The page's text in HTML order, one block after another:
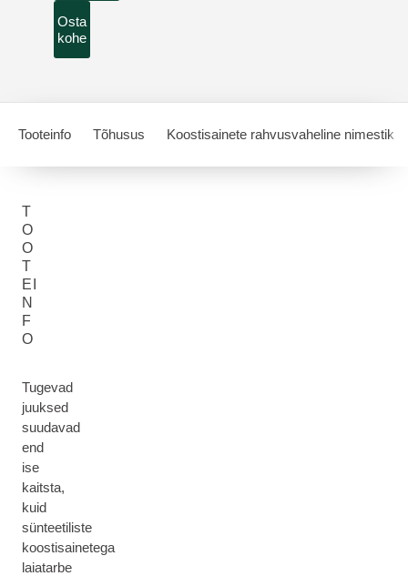
Osta
kohe
Tooteinfo Tõhusus Koostisainete rahvusvaheline nimestik
T
O
O
T
EI
N
F
O
Tugevad
juuksed
suudavad
end
ise
kaitsta,
kuid
sünteetiliste
koostisainetega
laiatarbe